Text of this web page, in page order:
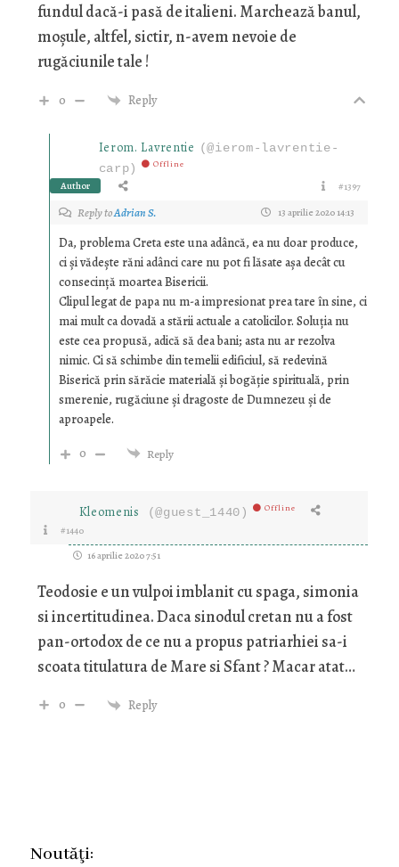
fundul dacă-i pasă de italieni. Marchează banul,
moșule, altfel, sictir, n-avem nevoie de
rugăciunile tale !
0 Reply
Ierom. Lavrentie (@ierom-lavrentie-
carp)
Offline
Author #1397
Reply toAdrian S. 13 aprilie 2020 14:13
Da, problema Creta este una adâncă, ea nu doar produce,
ci și vădește răni adânci care nu pot fi lăsate așa decât cu
consecință moartea Bisericii.
Clipul legat de papa nu m-a impresionat prea tare în sine, ci
mai mult ca dovadă a stării actuale a catolicilor. Soluția nu
este cea propusă, adică să dea bani; asta nu ar rezolva
nimic. Ci să schimbe din temelii edificiul, să redevină
Biserică prin sărăcie materială și bogăție spirituală, prin
smerenie, rugăciune și dragoste de Dumnezeu și de
aproapele.
0
Reply
Kleomenis (@guest_1440) Offline
#1440
16 aprilie 2020 7:51
Teodosie e un vulpoi imblanit cu spaga, simonia
si incertitudinea. Daca sinodul cretan nu a fost
pan-ortodox de ce nu a propus patriarhiei sa-i
scoata titulatura de Mare si Sfant ? Macar atat…
0 Reply
Noutăţi: